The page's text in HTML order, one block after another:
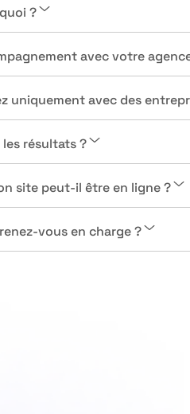
?
avec votre
uniquement avec des
résultats ?
site peut-il être en ligne ?
vous en charge ?